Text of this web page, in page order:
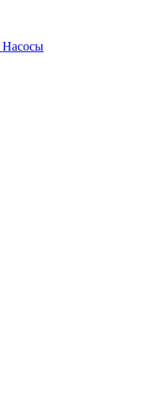
Насосы